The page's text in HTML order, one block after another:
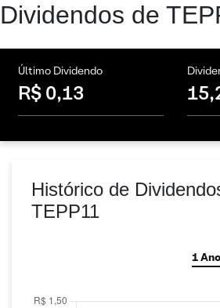
Dividendos de
Último Dividendo
R$ 0,13
Histórico de
TEPP11
1 Ano